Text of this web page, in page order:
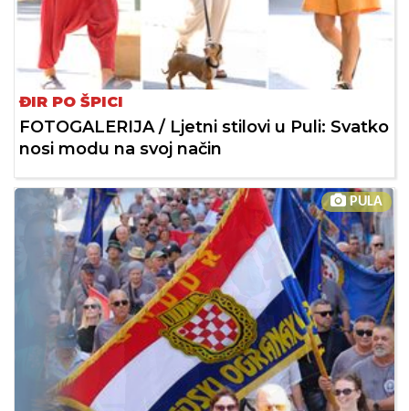
ĐIR PO ŠPICI
FOTOGALERIJA / Ljetni stilovi u Puli: Svatko
nosi modu na svoj način
PULA